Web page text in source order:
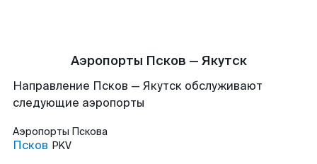
Аэропорты Псков — Якутск
Направление Псков — Якутск обслуживают
следующие аэропорты
Аэропорты Пскова
Псков PKV